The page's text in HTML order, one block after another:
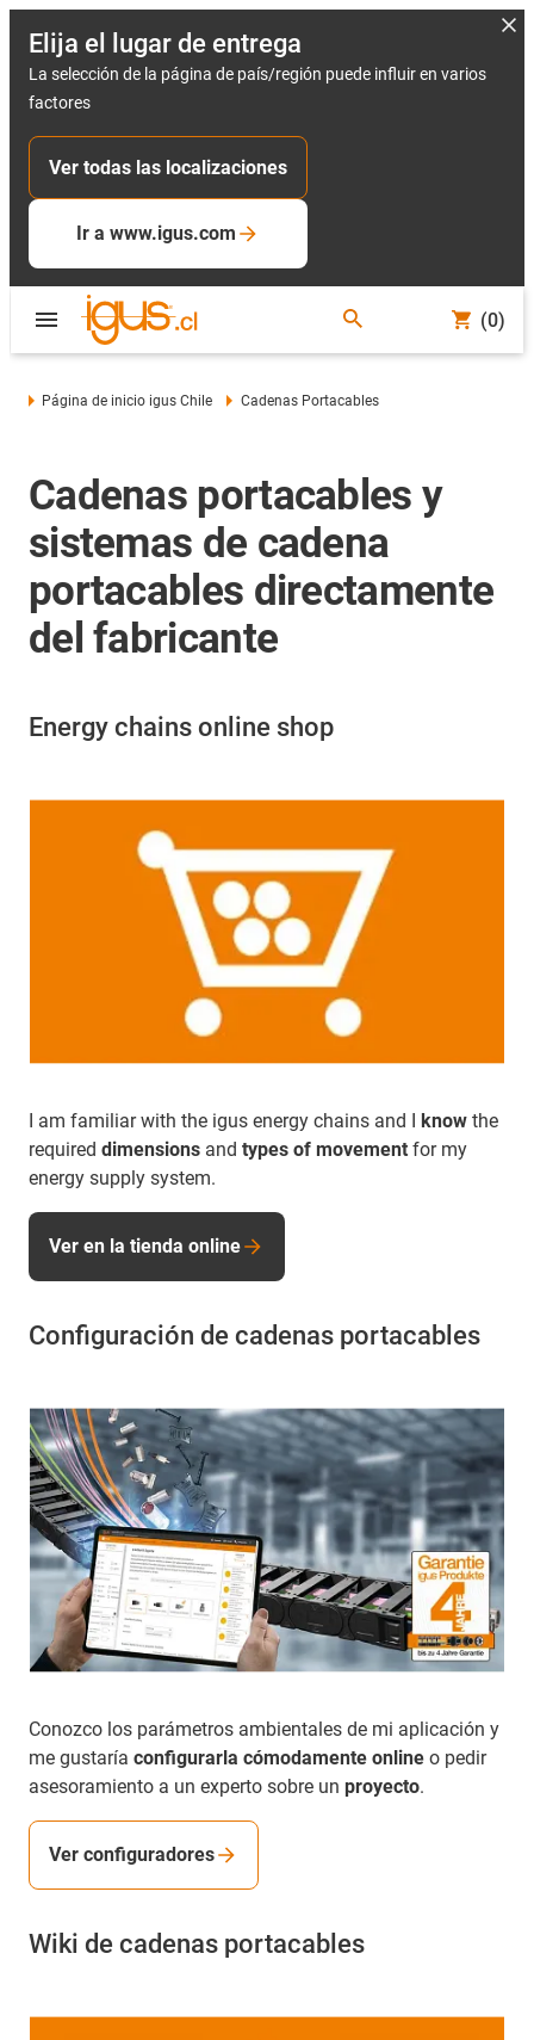
Elija el lugar de entrega
La selección de la página de país/región puede influir en varios
factores
Ver todas las localizaciones
Ir a www.igus.com
(0)
Página de inicio igus Chile Cadenas Portacables
Cadenas portacables y
sistemas de cadena
portacables directamente
del fabricante
Energy chains online shop
I am familiar with the igus energy chains and I know the
required dimensions and types of movement for my
energy supply system.
Ver en la tienda online
Configuración de cadenas portacables
Conozco los parámetros ambientales de mi aplicación y
me gustaría configurarla cómodamente online o pedir
asesoramiento a un experto sobre un proyecto.
Ver configuradores
Wiki de cadenas portacables